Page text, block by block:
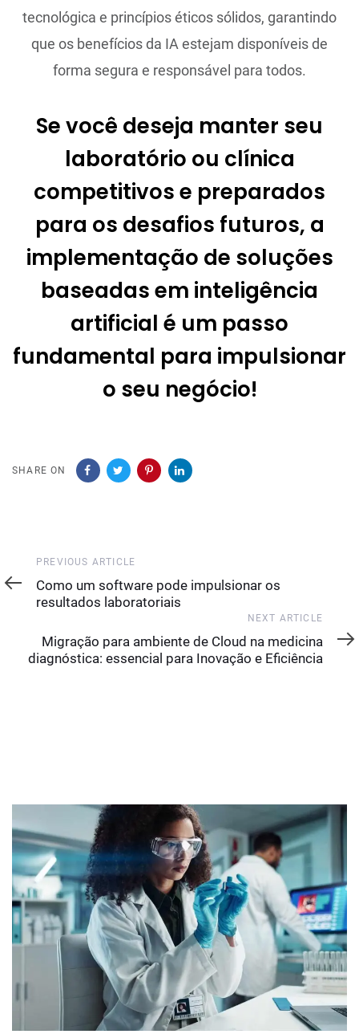
tecnológica e princípios éticos sólidos, garantindo
que os benefícios da IA estejam disponíveis de
forma segura e responsável para todos.
Se você deseja manter seu
laboratório ou clínica
competitivos e preparados
para os desafios futuros, a
implementação de soluções
baseadas em inteligência
artificial é um passo
fundamental para impulsionar
o seu negócio!
SHARE ON
Previous
Article
PREVIOUS ARTICLE
Como um software pode impulsionar os
resultados laboratoriais
Article
NEXT ARTICLE
Migração para ambiente de Cloud na medicina
diagnóstica: essencial para Inovação e Eficiência